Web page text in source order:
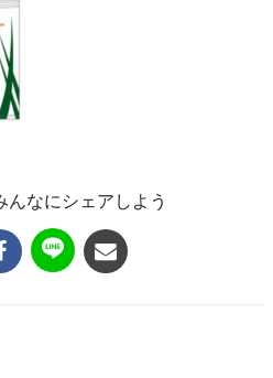
んなにシェアしよう